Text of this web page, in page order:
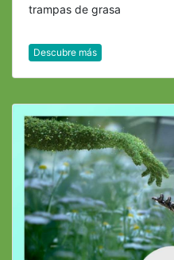
trampas de grasa
Descubre más